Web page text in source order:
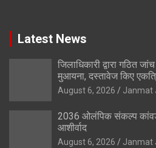
Latest News
जिलाधिकारी द्वारा गठित
मुआयना, दस्तावेज किए
August 6, 2026 Janmat
2036 ओलंपिक संकल्प कांवड़
आशीर्वाद
August 6, 2026 Janmat